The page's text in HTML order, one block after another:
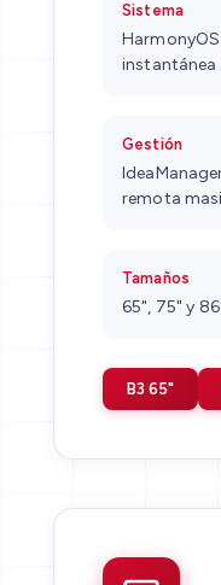
Sistema
instantánea
Gestión
remota
Tamaños
65", 75" y
B3 65"